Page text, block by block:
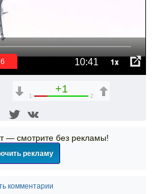
10:41 1x
6
+1
1 2
— смотрите без рекламы!
рекламу
комментарии